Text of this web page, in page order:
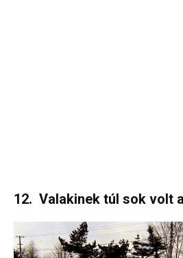
12. Valakinek túl sok volt